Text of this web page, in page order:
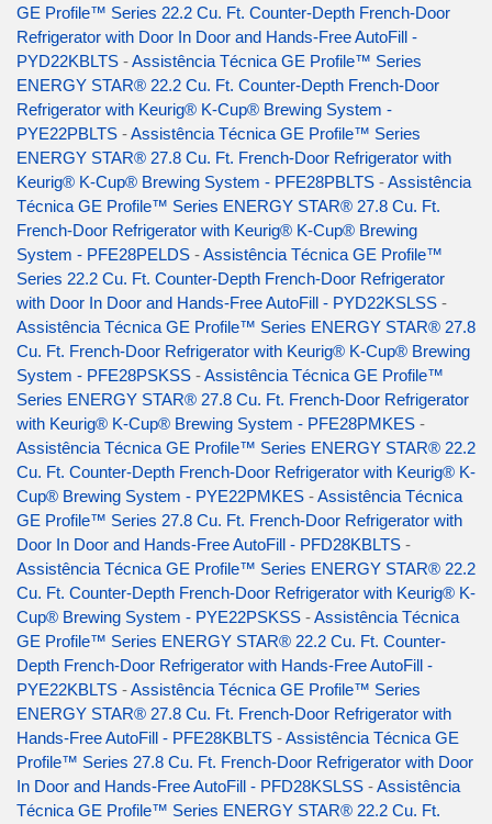
GE Profile™ Series 22.2 Cu. Ft. Counter-Depth French-Door
Refrigerator with Door In Door and Hands-Free AutoFill -
PYD22KBLTS -Assistência Técnica GE Profile™ Series
ENERGY STAR® 22.2 Cu. Ft. Counter-Depth French-Door
Refrigerator with Keurig® K-Cup® Brewing System -
PYE22PBLTS -Assistência Técnica GE Profile™ Series
ENERGY STAR® 27.8 Cu. Ft. French-Door Refrigerator with
Keurig® K-Cup® Brewing System - PFE28PBLTS -Assistência
Técnica GE Profile™ Series ENERGY STAR® 27.8 Cu. Ft.
French-Door Refrigerator with Keurig® K-Cup® Brewing
System - PFE28PELDS -Assistência Técnica GE Profile™
Series 22.2 Cu. Ft. Counter-Depth French-Door Refrigerator
with Door In Door and Hands-Free AutoFill - PYD22KSLSS -
Assistência Técnica GE Profile™ Series ENERGY STAR® 27.8
Cu. Ft. French-Door Refrigerator with Keurig® K-Cup® Brewing
System - PFE28PSKSS -Assistência Técnica GE Profile™
Series ENERGY STAR® 27.8 Cu. Ft. French-Door Refrigerator
with Keurig® K-Cup® Brewing System - PFE28PMKES -
Assistência Técnica GE Profile™ Series ENERGY STAR® 22.2
Cu. Ft. Counter-Depth French-Door Refrigerator with Keurig® K-
Cup® Brewing System - PYE22PMKES -Assistência Técnica
GE Profile™ Series 27.8 Cu. Ft. French-Door Refrigerator with
Door In Door and Hands-Free AutoFill - PFD28KBLTS -
Assistência Técnica GE Profile™ Series ENERGY STAR® 22.2
Cu. Ft. Counter-Depth French-Door Refrigerator with Keurig® K-
Cup® Brewing System - PYE22PSKSS -Assistência Técnica
GE Profile™ Series ENERGY STAR® 22.2 Cu. Ft. Counter-
Depth French-Door Refrigerator with Hands-Free AutoFill -
PYE22KBLTS -Assistência Técnica GE Profile™ Series
ENERGY STAR® 27.8 Cu. Ft. French-Door Refrigerator with
Hands-Free AutoFill - PFE28KBLTS -Assistência Técnica GE
Profile™ Series 27.8 Cu. Ft. French-Door Refrigerator with Door
In Door and Hands-Free AutoFill - PFD28KSLSS -Assistência
Técnica GE Profile™ Series ENERGY STAR® 22.2 Cu. Ft.